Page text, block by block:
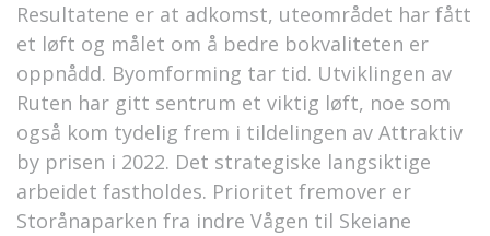
Resultatene er at adkomst, uteområdet har fått
et løft og målet om å bedre bokvaliteten er
oppnådd. Byomforming tar tid. Utviklingen av
Ruten har gitt sentrum et viktig løft, noe som
også kom tydelig frem i tildelingen av Attraktiv
by prisen i 2022. Det strategiske langsiktige
arbeidet fastholdes. Prioritet fremover er
Storånaparken fra indre Vågen til Skeiane